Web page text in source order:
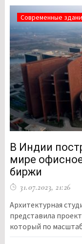
Современные
В Индии
мире
биржи
31.07.2023, 21:26
Архитектурная
представила
который по